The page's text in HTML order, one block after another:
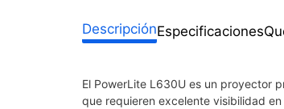
DescripciónEspecificaciones
El PowerLite L630U es un proyector
que requieren excelente visibilidad